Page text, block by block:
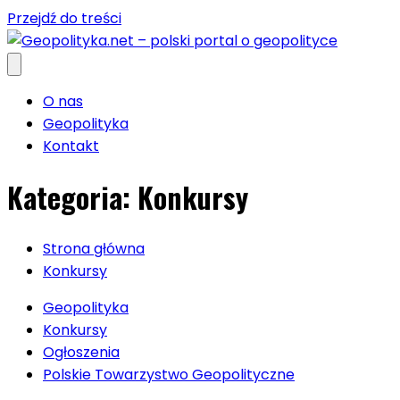
Przejdź do treści
O nas
Geopolityka
Kontakt
Kategoria: Konkursy
Strona główna
Konkursy
Geopolityka
Konkursy
Ogłoszenia
Polskie Towarzystwo Geopolityczne